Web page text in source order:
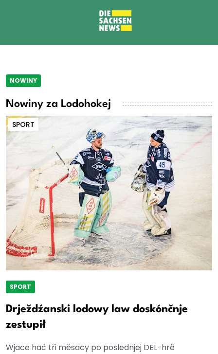
NOWINY
Nowiny za Lodohokej
SPORT
SPORT
Drježdźanski lodowy law doskónčnje
zestupił
Wjace hač tři měsacy po poslednjej DEL-hrě